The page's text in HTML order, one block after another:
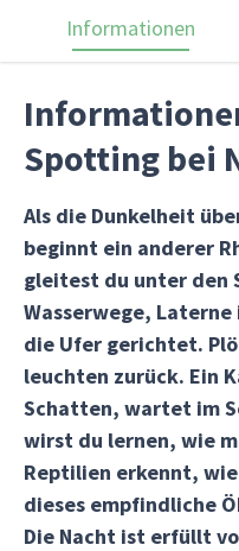
Informationen
Spotting bei
Als die Dunkelheit
beginnt ein anderer
gleitest du unter den
Wasserwege,
die Ufer gerichtet.
leuchten zurück. Ein
Schatten, wartet im
wirst du lernen, wie
Reptilien erkennt,
dieses empfindliche
Die Nacht ist erfüllt